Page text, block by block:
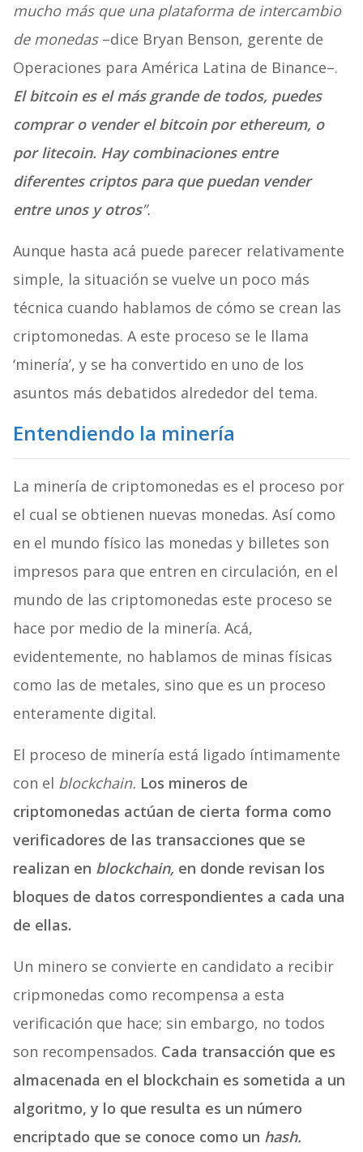
mucho más que una plataforma de intercambio
de monedas–dice Bryan Benson, gerente de
Operaciones para América Latina de Binance–.
El bitcoin es el más grande de todos, puedes
comprar o vender el bitcoin por ethereum, o
por litecoin. Hay combinaciones entre
diferentes criptos para que puedan vender
entre unos y otros”.
Aunque hasta acá puede parecer relativamente
simple, la situación se vuelve un poco más
técnica cuando hablamos de cómo se crean las
criptomonedas. A este proceso se le llama
‘minería’, y se ha convertido en uno de los
asuntos más debatidos alrededor del tema.
Entendiendo la minería
La minería de criptomonedas es el proceso por
el cual se obtienen nuevas monedas. Así como
en el mundo físico las monedas y billetes son
impresos para que entren en circulación, en el
mundo de las criptomonedas este proceso se
hace por medio de la minería. Acá,
evidentemente, no hablamos de minas físicas
como las de metales, sino que es un proceso
enteramente digital.
El proceso de minería está ligado íntimamente
con el blockchain. Los mineros de
criptomonedas actúan de cierta forma como
verificadores de las transacciones que se
realizan en blockchain, en donde revisan los
bloques de datos correspondientes a cada una
de ellas.
Un minero se convierte en candidato a recibir
cripmonedas como recompensa a esta
verificación que hace; sin embargo, no todos
son recompensados. Cada transacción que es
almacenada en el blockchain es sometida a un
algoritmo, y lo que resulta es un número
encriptado que se conoce como un hash.